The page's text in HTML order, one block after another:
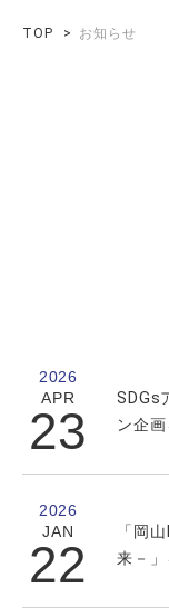
TOP お知らせ
2026
APR
23
SDGs
ン企
2026
JAN
22
「岡
来－